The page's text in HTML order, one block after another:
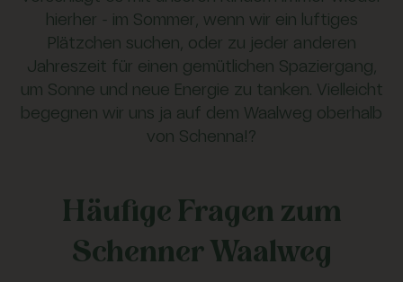
hierher – im Sommer, wenn wir ein luftiges
Plätzchen suchen, oder zu jeder anderen
Jahreszeit für einen gemütlichen Spaziergang,
um Sonne und neue Energie zu tanken. Vielleicht
begegnen wir uns ja auf dem Waalweg oberhalb
von Schenna!?
Häufige Fragen zum
Schenner Waalweg